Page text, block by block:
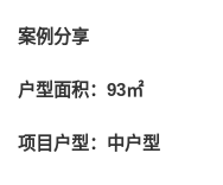
案例分享
户型面积：93㎡
项目户型：中户型